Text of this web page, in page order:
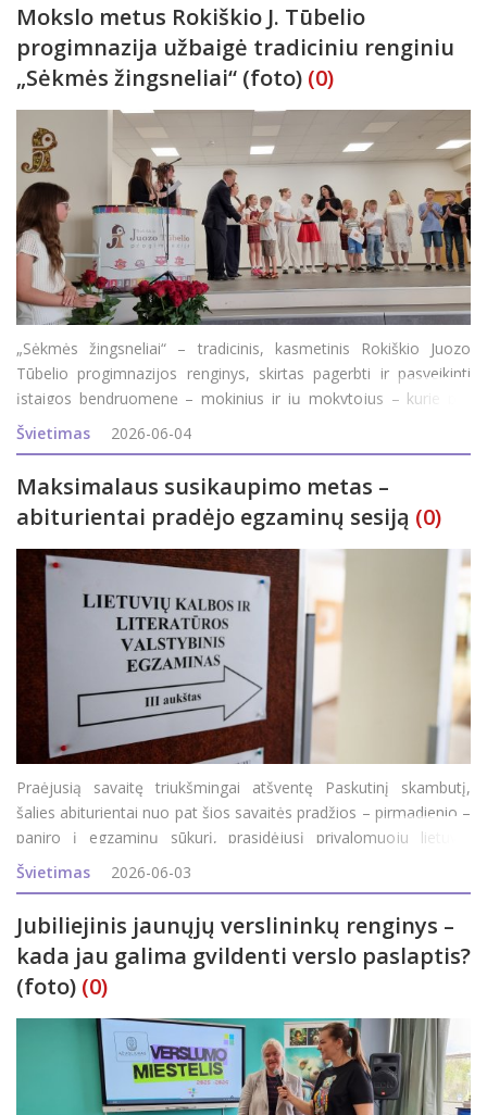
Mokslo metus Rokiškio J. Tūbelio
progimnazija užbaigė tradiciniu renginiu
„Sėkmės žingsneliai“ (foto) (0)
„Sėkmės žingsneliai“ – tradicinis, kasmetinis Rokiškio Juozo
Tūbelio progimnazijos renginys, skirtas pagerbti ir pasveikinti
įstaigos bendruomenę – mokinius ir jų mokytojus – kurie per
praėjusius mokslo metus pasiekė aukštesnių rezultatų ir garsino
ugdymo
Švietimas 2026-06-04
Maksimalaus susikaupimo metas –
abiturientai pradėjo egzaminų sesiją (0)
Praėjusią savaitę triukšmingai atšventę Paskutinį skambutį,
šalies abiturientai nuo pat šios savaitės pradžios – pirmadienio –
paniro į egzaminų sūkurį, prasidėjusį privalomuoju lietuvių
kalbos ir literatūros egzaminu. Šiandien abiturientai laikė geogra
Švietimas 2026-06-03
Jubiliejinis jaunųjų verslininkų renginys –
kada jau galima gvildenti verslo paslaptis?
(foto) (0)